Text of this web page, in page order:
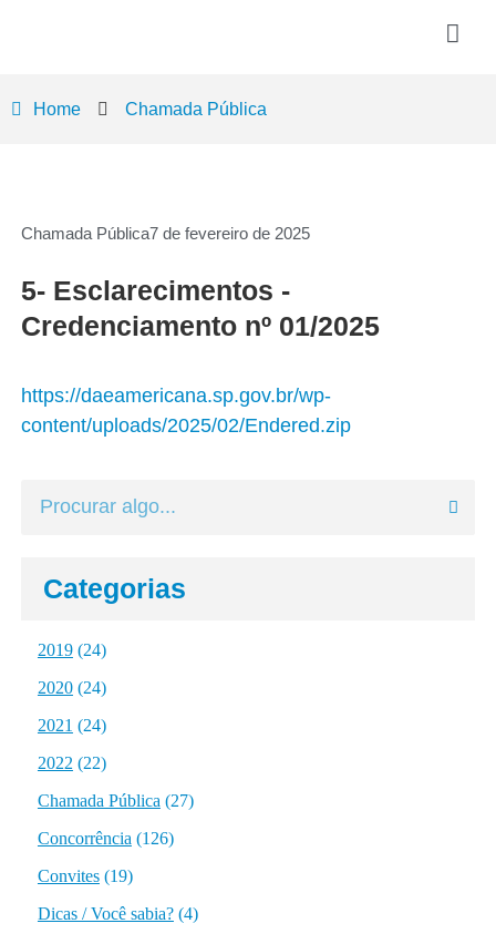
Home Chamada Pública
Chamada Pública7 de fevereiro de 2025
5- Esclarecimentos -
Credenciamento nº 01/2025
https://daeamericana.sp.gov.br/wp-
content/uploads/2025/02/Endered.zip
Categorias
2019(24)
2020(24)
2021 (24)
2022 (22)
Chamada Pública (27)
Concorrência (126)
Convites(19)
Dicas / Você sabia?(4)